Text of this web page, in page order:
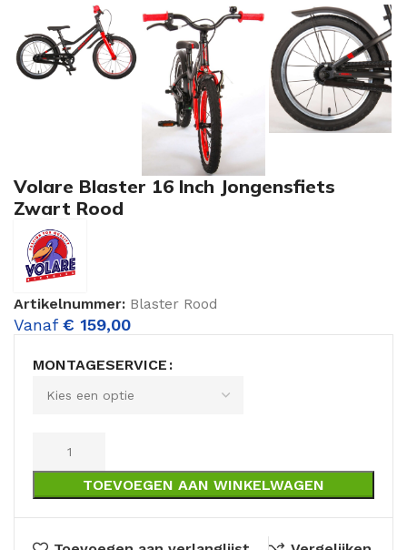
Volare Blaster 16 Inch Jongensfiets
Zwart Rood
Artikelnummer: Blaster Rood
Vanaf € 159,00
MONTAGESERVICE
TOEVOEGEN AAN WINKELWAGEN